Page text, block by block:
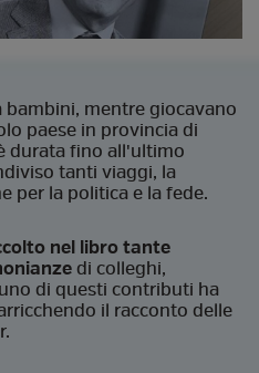
mentre giocavano
paese in provincia di
durata fino all'ultimo
tanti viaggi, la
per la politica e la fede.
nel libro tante
di colleghi,
di questi contributi ha
il racconto delle